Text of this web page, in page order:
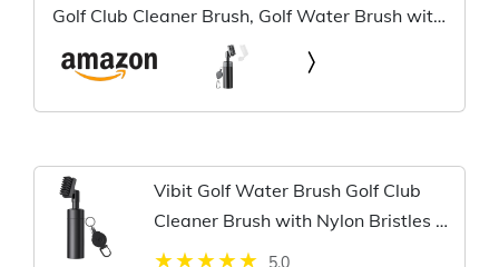
Golf Club Cleaner Brush, Golf Water Brush with
Spray Bottle Holds 5 Ounces of Water, Golf
Club Cleaning Kit - with Cover & Retractable
Clip, Essential Golf...
Vibit Golf Water Brush Golf Club
Cleaner Brush with Nylon Bristles &
Leak-Proof Water Spray Bottle for 5
5.0